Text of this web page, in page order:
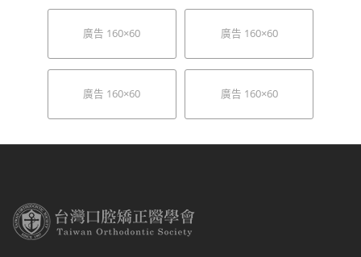
廣告 160×60 廣告 160×60
廣告 160×60 廣告 160×60